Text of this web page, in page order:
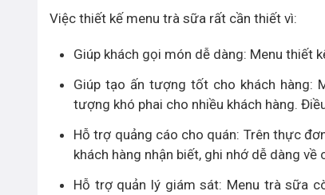
Việc thiết kế menu trà sữa rất cần thiết vì:
Giúp khách gọi món dễ dàng: Menu thiết
Giúp tạo ấn tượng tốt cho khách hàng:
tượng khó phai cho nhiều khách hàng.
Hỗ trợ quảng cáo cho quán: Trên thực
khách hàng nhận biết, ghi nhớ dễ dàng về
Hỗ trợ quản lý giám sát: Menu trà sữa